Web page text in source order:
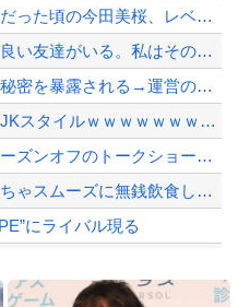
避難所に土足でズカズカと入ってきて勝手に動画や写真を撮影したメディア取材陣、挙句...
【島根】孫の34歳男性が運転する車にはねられ88歳の女性が死亡…民家の敷地内での...
【配信者】「金バエ」のSNS更新が1週間途絶え、様々な憶測が飛び交う。1週間ぶり...
【緊急速報】NYで警官が黒人男性の首を絞め、暴動第二波不可避へ
Powered by livedoor 相互RSS
【動画】御当地アイドルだった頃の今田美桜、レベチｗｗｗｗｗｗｗ
小学生の頃からずっと仲良い友達がいる。私はその友達の家族構成についても全部知って...
アイドル、とんでもない秘密を暴露される→運営の声明が前代未聞すぎて物議を醸すこと...
【画像】お前らが好きなJKスタイルｗｗｗｗｗｗｗｗｗｗｗｗｗｗｗｗｗｗｗｗｗｗｗ...
【悲報】広島カープ、シーズンオフのトークショー、テレビ出演等の「副業」を全面禁...
【動画】メガネデブ、めちゃスムーズに無銭飲食してしまうｗｗｗｗ
にライバル現る
」なものって何がある？
うとしたら靴べらだった